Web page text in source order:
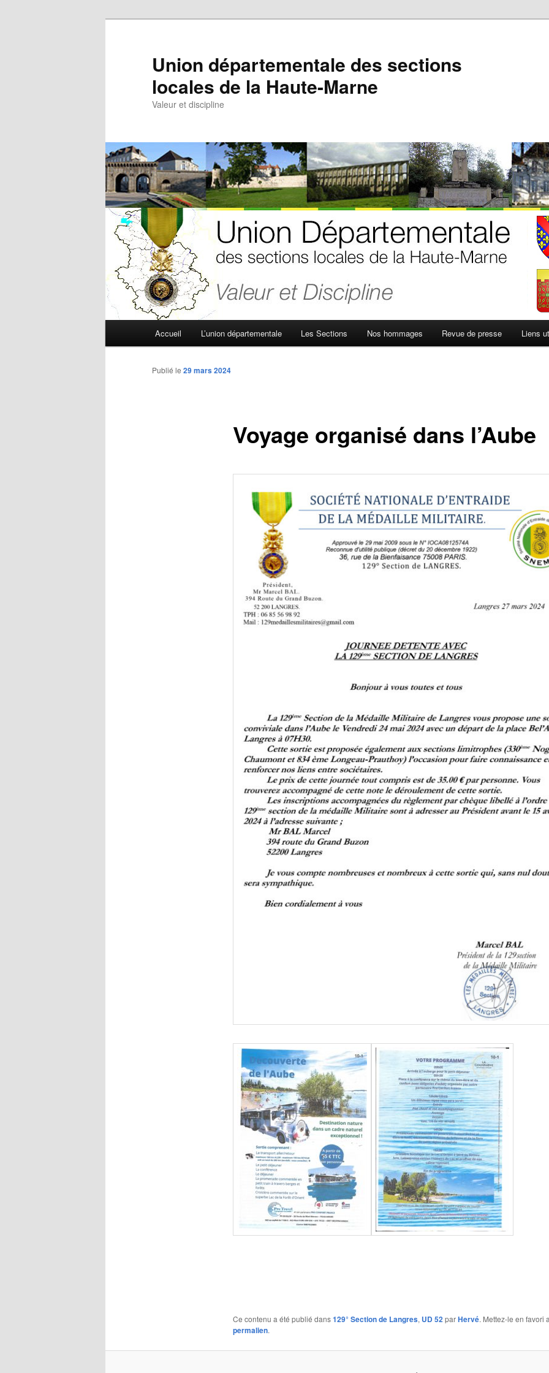
Union départementale des sections
locales de la Haute-Marne
Valeur et discipline
Accueil L’union départementale Les Sections Nos hommages Revue de presse Liens
Voyage organisé dans l’Aube
Publié le 29 mars 2024
Ce contenu a été publié dans129° Section de Langres, UD 52parHervé. Mettez-le en favori
permalien.